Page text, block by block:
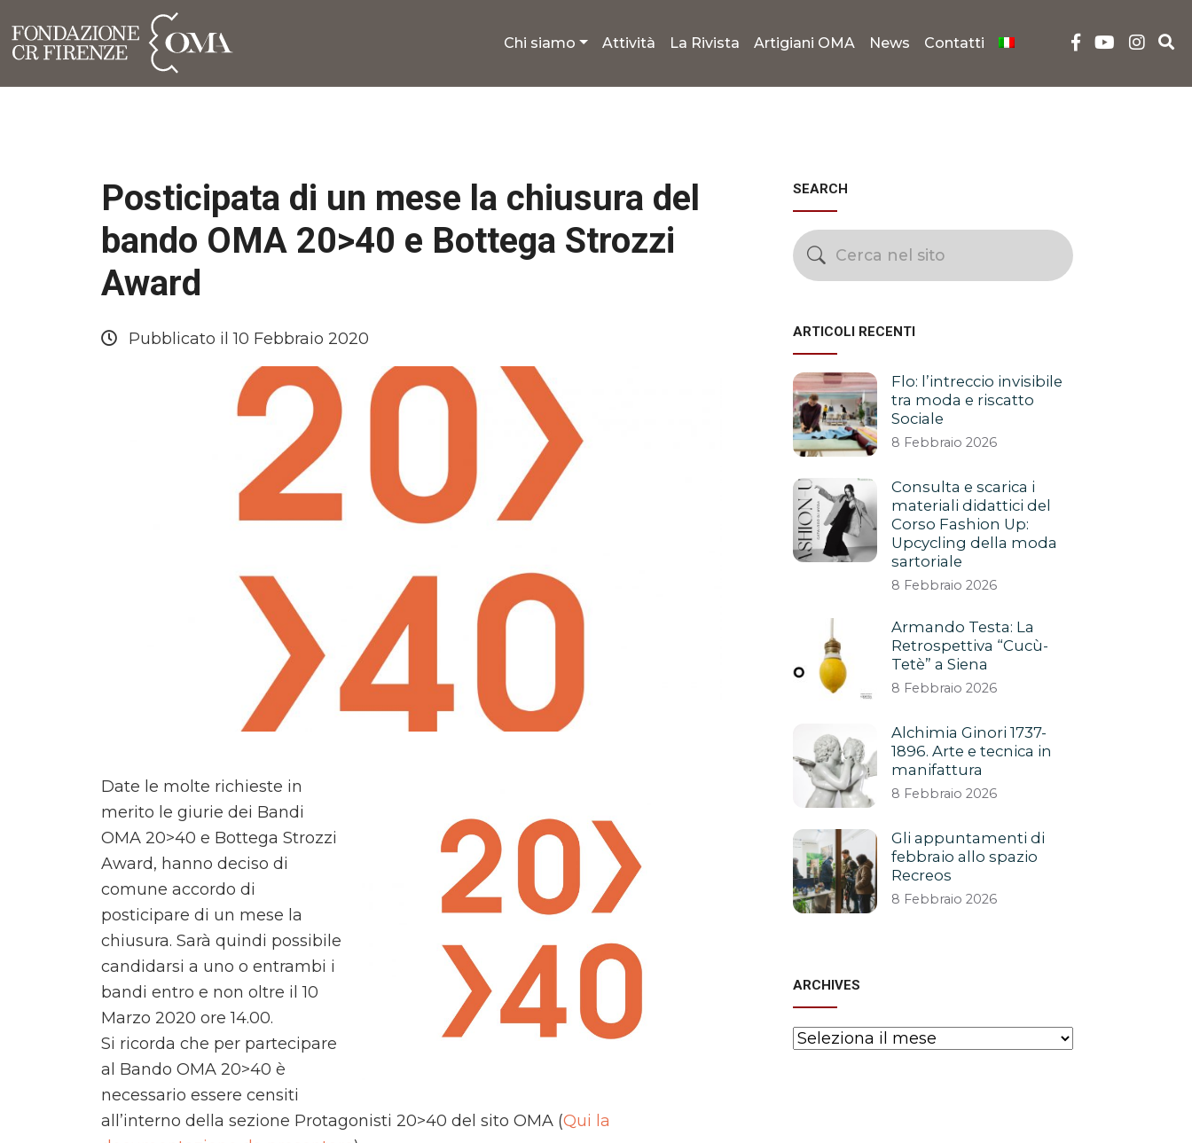
Chi siamo Attività La Rivista Artigiani OMA News Contatti
Posticipata di un mese la chiusura del
bando OMA 20>40 e Bottega Strozzi
Award
Pubblicato il 10 Febbraio 2020
Date le molte richieste in
merito le giurie dei Bandi
OMA 20>40 e Bottega Strozzi
Award, hanno deciso di
comune accordo di
posticipare di un mese la
chiusura. Sarà quindi possibile
candidarsi a uno o entrambi i
bandi entro e non oltre il 10
Marzo 2020 ore 14.00.
Si ricorda che per partecipare
al Bando OMA 20>40 è
necessario essere censiti
all’interno della sezione Protagonisti 20>40 del sito OMA (Qui la
SEARCH
ARTICOLI RECENTI
Flo: l’intreccio invisibile
tra moda e riscatto
Sociale
8 Febbraio 2026
Consulta e scarica i
materiali didattici del
Corso Fashion Up:
Upcycling della moda
sartoriale
8 Febbraio 2026
Armando Testa: La
Retrospettiva “Cucù-
Tetè” a Siena
8 Febbraio 2026
Alchimia Ginori 1737-
1896. Arte e tecnica in
manifattura
8 Febbraio 2026
Gli appuntamenti di
febbraio allo spazio
Recreos
8 Febbraio 2026
ARCHIVES
Archives